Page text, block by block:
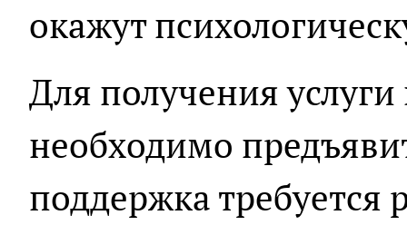
окажут
Для получения
необходимо
поддержка требуется